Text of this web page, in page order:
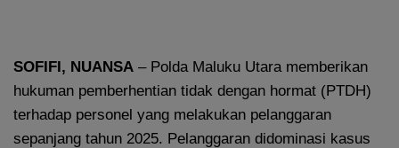
SOFIFI, NUANSA – Polda Maluku Utara memberikan
hukuman pemberhentian tidak dengan hormat (PTDH)
terhadap personel yang melakukan pelanggaran
sepanjang tahun 2025. Pelanggaran didominasi kasus